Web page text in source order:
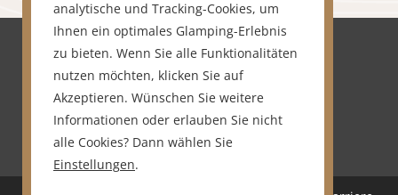
analytische und Tracking-Cookies, um
Ihnen ein optimales Glamping-Erlebnis
zu bieten. Wenn Sie alle Funktionalitäten
nutzen möchten, klicken Sie auf
Akzeptieren. Wünschen Sie weitere
Informationen oder erlauben Sie nicht
alle Cookies? Dann wählen Sie
Einstellungen.